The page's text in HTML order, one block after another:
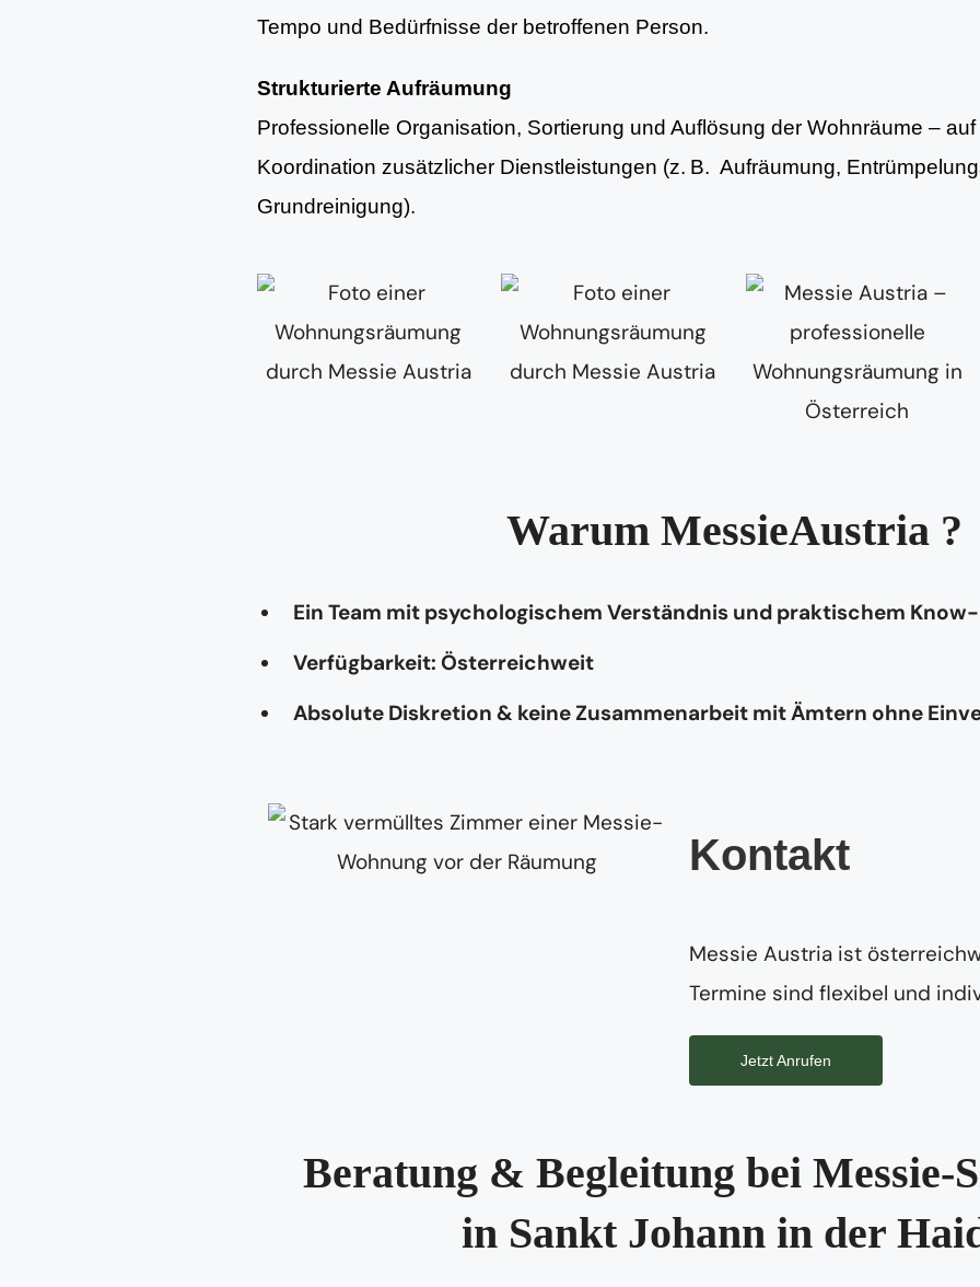
Tempo und Bedürfnisse der betroffenen Person.
Strukturierte Aufräumung
Professionelle Organisation, Sortierung und Auflösung der Wohnräume –
Koordination zusätzlicher Dienstleistungen (z. B. Aufräumung,
Grundreinigung).
Warum MessieAustria ?
Ein Team mit psychologischem Verständnis und praktischem
Verfügbarkeit: Österreichweit
Absolute Diskretion & keine Zusammenarbeit mit Ämtern ohne
Kontakt
Messie Austria ist
Termine sind flexibel und
Jetzt Anrufen
Beratung & Begleitung bei Messie-
in Sankt Johann in der